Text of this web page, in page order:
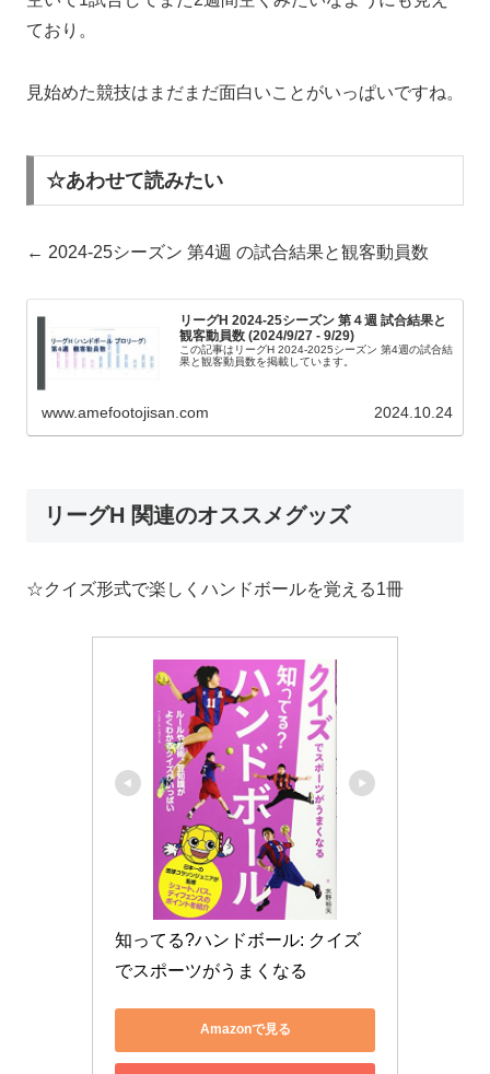
ており。
見始めた競技はまだまだ面白いことがいっぱいですね。
☆あわせて読みたい
← 2024-25シーズン 第4週 の試合結果と観客動員数
リーグH 2024-25シーズン 第４週 試合結果と
観客動員数 (2024/9/27 - 9/29)
この記事はリーグH 2024-2025シーズン 第4週の試合結
果と観客動員数を掲載しています。
www.amefootojisan.com 2024.10.24
リーグH 関連のオススメグッズ
☆クイズ形式で楽しくハンドボールを覚える1冊
知ってる?ハンドボール: クイズ
でスポーツがうまくなる
Amazonで見る